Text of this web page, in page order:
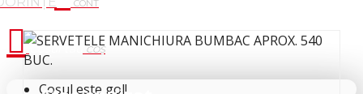
Cosul tau
Coșul este gol!